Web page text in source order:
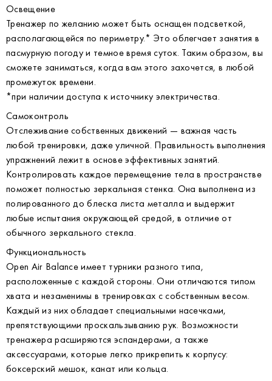
Освещение
Тренажер по желанию может быть оснащен подсветкой,
располагающейся по периметру.* Это облегчает занятия в
пасмурную погоду и темное время суток. Таким образом, вы
сможете заниматься, когда вам этого захочется, в любой
промежуток времени.
*при наличии доступа к источнику электричества.
Самоконтроль
Отслеживание собственных движений — важная часть
любой тренировки, даже уличной. Правильность выполнения
упражнений лежит в основе эффективных занятий.
Контролировать каждое перемещение тела в пространстве
поможет полностью зеркальная стенка. Она выполнена из
полированного до блеска листа металла и выдержит
любые испытания окружающей средой, в отличие от
обычного зеркального стекла.
Функциональность
Open Air Balance имеет турники разного типа,
расположенные с каждой стороны. Они отличаются типом
хвата и незаменимы в тренировках с собственным весом.
Каждый из них обладает специальными насечками,
препятствующими проскальзыванию рук. Возможности
тренажера расширяются эспандерами, а также
аксессуарами, которые легко прикрепить к корпусу:
боксерский мешок, канат или кольца.